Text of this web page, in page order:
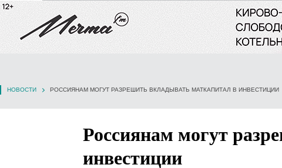
НОВОСТИ РОССИЯНАМ МОГУТ РАЗРЕШИТЬ ВКЛАДЫВАТЬ МАТКАПИТАЛ В ИНВЕСТИЦИИ
Россиянам могут
инвестиции